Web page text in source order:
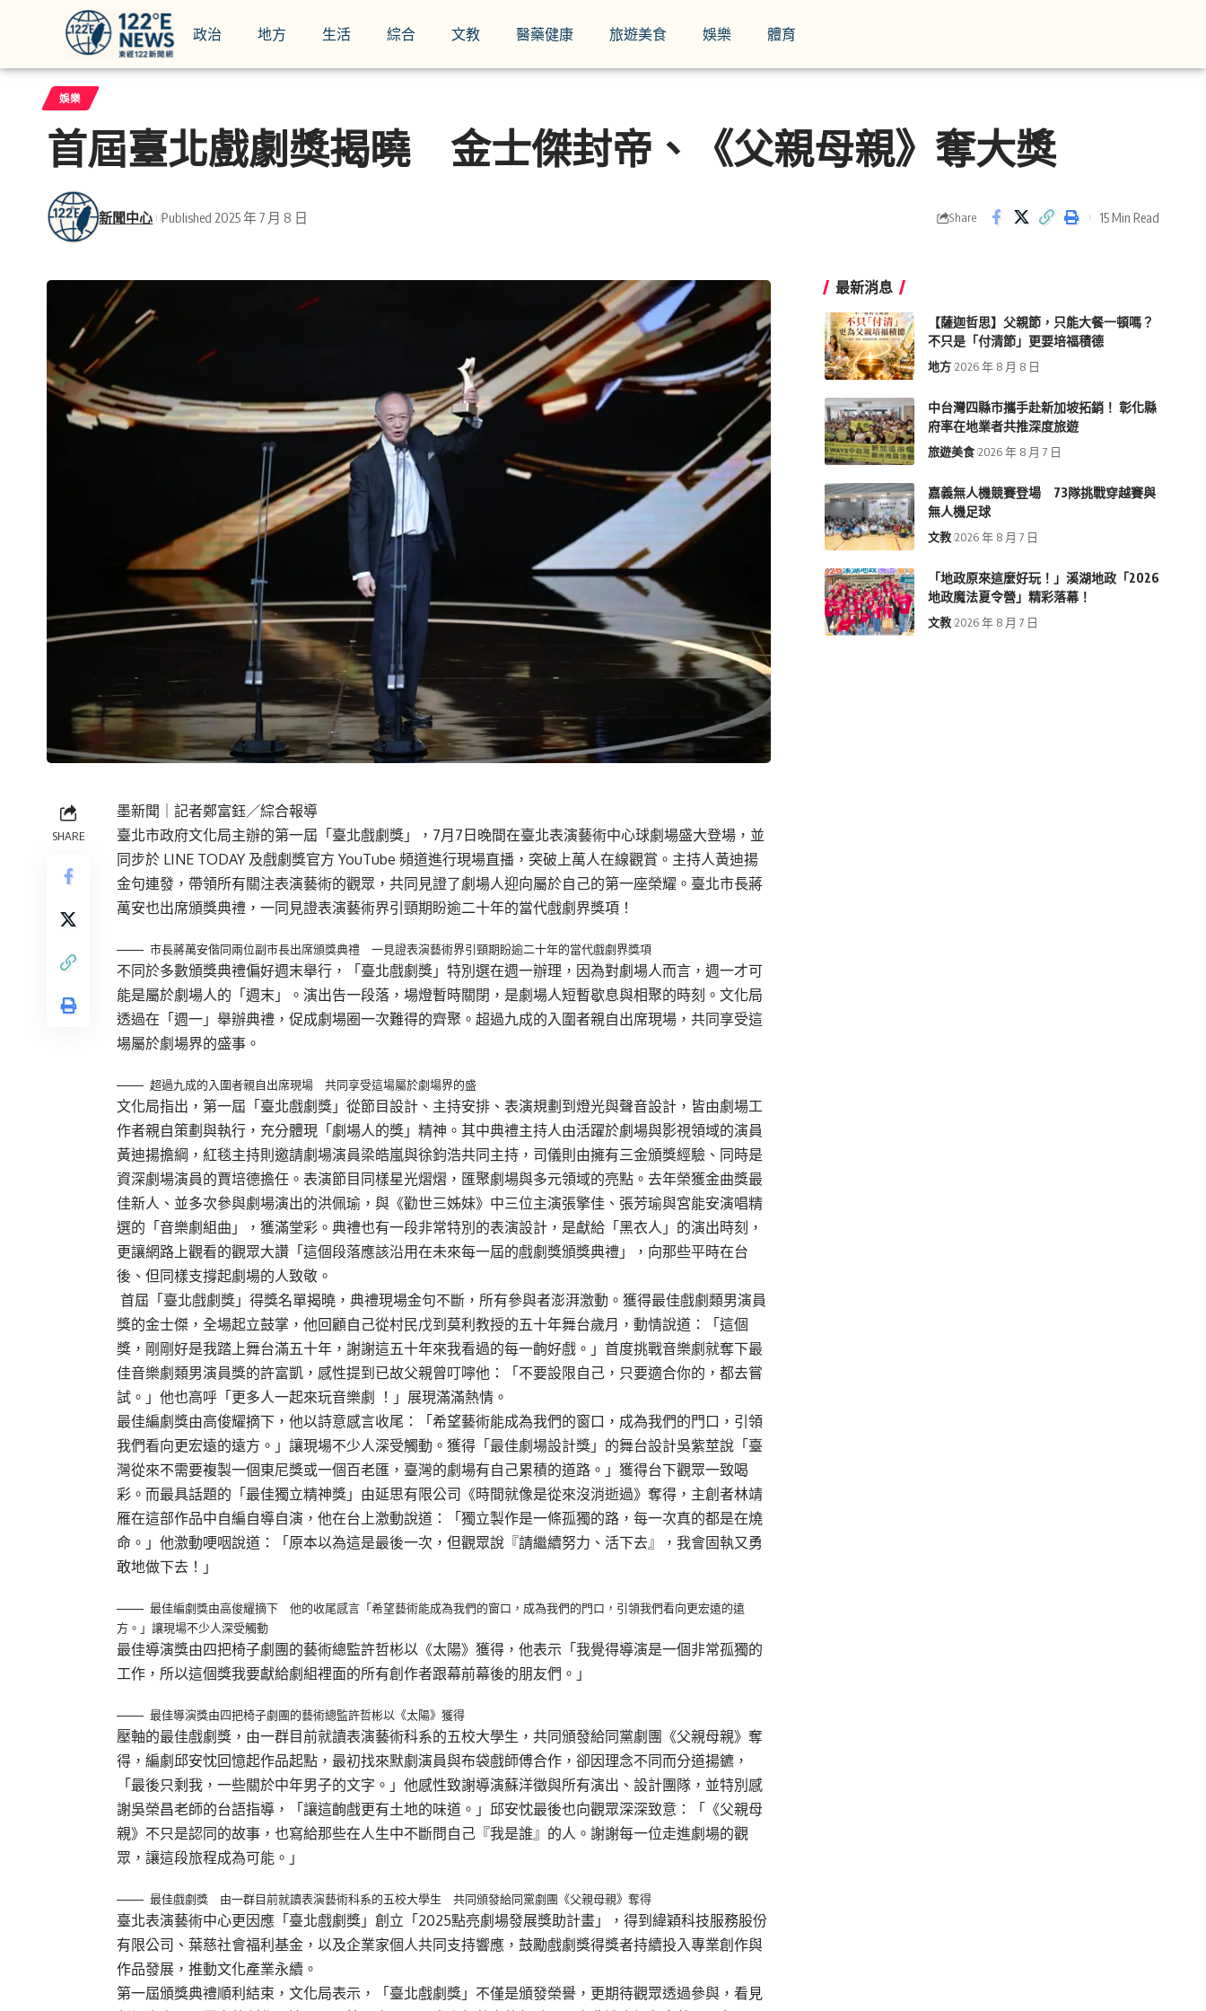
政治 地方 生活 綜合 文教 醫藥健康 旅遊美食 娛樂 體育
娛樂
首屆臺北戲劇獎揭曉 金士傑封帝、《父親母親》奪大獎
新聞中心 Published 2025 年 7 月 8 日 Share 15 Min Read
SHARE
墨新聞 ｜記者鄭富鈺／綜合報導
臺北市政府文化局主辦的第一屆「臺北戲劇獎」，7月7日晚間在臺北表演藝術中心球劇場盛大登場，並
同步於 LINE TODAY 及戲劇獎官方 YouTube 頻道進行現場直播，突破上萬人在線觀賞。主持人黃迪揚
金句連發，帶領所有關注表演藝術的觀眾，共同見證了劇場人迎向屬於自己的第一座榮耀。臺北市長蔣
萬安也出席頒獎典禮，一同見證表演藝術界引頸期盼逾二十年的當代戲劇界獎項！
市長蔣萬安偕同兩位副市長出席頒獎典禮 一見證表演藝術界引頸期盼逾二十年的當代戲劇界獎項
不同於多數頒獎典禮偏好週末舉行，「臺北戲劇獎」特別選在週一辦理，因為對劇場人而言，週一才可
能是屬於劇場人的「週末」。演出告一段落，場燈暫時關閉，是劇場人短暫歇息與相聚的時刻。文化局
透過在「週一」舉辦典禮，促成劇場圈一次難得的齊聚。超過九成的入圍者親自出席現場，共同享受這
場屬於劇場界的盛事。
超過九成的入圍者親自出席現場 共同享受這場屬於劇場界的盛
文化局指出，第一屆「臺北戲劇獎」從節目設計、主持安排、表演規劃到燈光與聲音設計，皆由劇場工
作者親自策劃與執行，充分體現「劇場人的獎」精神。其中典禮主持人由活躍於劇場與影視領域的演員
黃迪揚擔綱，紅毯主持則邀請劇場演員梁皓嵐與徐鈞浩共同主持，司儀則由擁有三金頒獎經驗、同時是
資深劇場演員的賈培德擔任。表演節目同樣星光熠熠，匯聚劇場與多元領域的亮點。去年榮獲金曲獎最
佳新人、並多次參與劇場演出的洪佩瑜，與《勸世三姊妹》中三位主演張擎佳、張芳瑜與宮能安演唱精
選的「音樂劇組曲」，獲滿堂彩。典禮也有一段非常特別的表演設計，是獻給「黑衣人」的演出時刻，
更讓網路上觀看的觀眾大讚「這個段落應該沿用在未來每一屆的戲劇獎頒獎典禮」，向那些平時在台
後、但同樣支撐起劇場的人致敬。
首屆「臺北戲劇獎」得獎名單揭曉，典禮現場金句不斷，所有參與者澎湃激動。獲得最佳戲劇類男演員
獎的金士傑，全場起立鼓掌，他回顧自己從村民戊到莫利教授的五十年舞台歲月，動情說道：「這個
獎，剛剛好是我踏上舞台滿五十年，謝謝這五十年來我看過的每一齣好戲。」首度挑戰音樂劇就奪下最
佳音樂劇類男演員獎的許富凱，感性提到已故父親曾叮嚀他：「不要設限自己，只要適合你的，都去嘗
試。」他也高呼「更多人一起來玩音樂劇 ！」展現滿滿熱情。
最佳編劇獎由高俊耀摘下，他以詩意感言收尾：「希望藝術能成為我們的窗口，成為我們的門口，引領
我們看向更宏遠的遠方。」讓現場不少人深受觸動。獲得「最佳劇場設計獎」的舞台設計吳紫莖說「臺
灣從來不需要複製一個東尼獎或一個百老匯，臺灣的劇場有自己累積的道路。」獲得台下觀眾一致喝
彩。而最具話題的「最佳獨立精神獎」由延思有限公司《時間就像是從來沒消逝過》奪得，主創者林靖
雁在這部作品中自編自導自演，他在台上激動說道：「獨立製作是一條孤獨的路，每一次真的都是在燒
命。」他激動哽咽說道：「原本以為這是最後一次，但觀眾說『請繼續努力、活下去』，我會固執又勇
敢地做下去！」
最佳編劇獎由高俊耀摘下 他的收尾感言「希望藝術能成為我們的窗口，成為我們的門口，引領我們看向更宏遠的遠
方。」讓現場不少人深受觸動
最佳導演獎由四把椅子劇團的藝術總監許哲彬以《太陽》獲得，他表示「我覺得導演是一個非常孤獨的
工作，所以這個獎我要獻給劇組裡面的所有創作者跟幕前幕後的朋友們。」
最佳導演獎由四把椅子劇團的藝術總監許哲彬以《太陽》獲得
壓軸的最佳戲劇獎，由一群目前就讀表演藝術科系的五校大學生，共同頒發給同黨劇團《父親母親》奪
得，編劇邱安忱回憶起作品起點，最初找來默劇演員與布袋戲師傅合作，卻因理念不同而分道揚鑣，
「最後只剩我，一些關於中年男子的文字。」他感性致謝導演蘇洋徵與所有演出、設計團隊，並特別感
謝吳榮昌老師的台語指導，「讓這齣戲更有土地的味道。」邱安忱最後也向觀眾深深致意：「《父親母
親》不只是認同的故事，也寫給那些在人生中不斷問自己『我是誰』的人。謝謝每一位走進劇場的觀
眾，讓這段旅程成為可能。」
最佳戲劇獎 由一群目前就讀表演藝術科系的五校大學生 共同頒發給同黨劇團《父親母親》奪得
臺北表演藝術中心更因應「臺北戲劇獎」創立「2025點亮劇場發展獎助計畫」，得到緯穎科技服務股份
有限公司、葉慈社會福利基金，以及企業家個人共同支持響應，鼓勵戲劇獎得獎者持續投入專業創作與
作品發展，推動文化產業永續。
第一屆頒獎典禮順利結束，文化局表示，「臺北戲劇獎」不僅是頒發榮譽，更期待觀眾透過參與，看見
最新消息
【薩迦哲思】父親節，只能大餐一頓嗎？
不只是「付清節」更要培福積德
地方 2026 年 8 月 8 日
中台灣四縣市攜手赴新加坡拓銷！ 彰化縣
府率在地業者共推深度旅遊
旅遊美食 2026 年 8 月 7 日
嘉義無人機競賽登場 73隊挑戰穿越賽與
無人機足球
文教 2026 年 8 月 7 日
「地政原來這麼好玩！」溪湖地政「2026
地政魔法夏令營」精彩落幕！
文教 2026 年 8 月 7 日